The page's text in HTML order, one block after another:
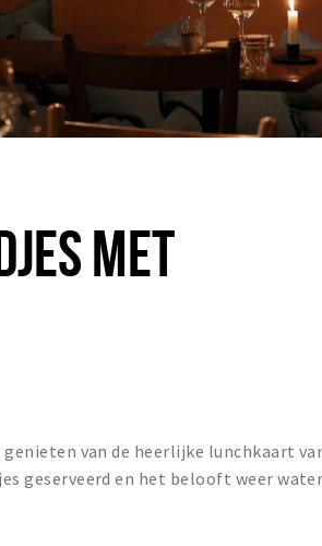
MET
van de heerlijke lunchkaart
geserveerd en het belooft weer